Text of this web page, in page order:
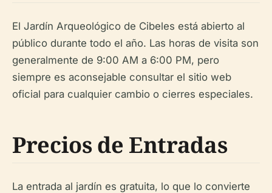
El Jardín Arqueológico de Cibeles está abierto al
público durante todo el año. Las horas de visita son
generalmente de 9:00 AM a 6:00 PM, pero
siempre es aconsejable consultar el sitio web
oficial para cualquier cambio o cierres especiales.
Precios de Entradas
La entrada al jardín es gratuita, lo que lo convierte